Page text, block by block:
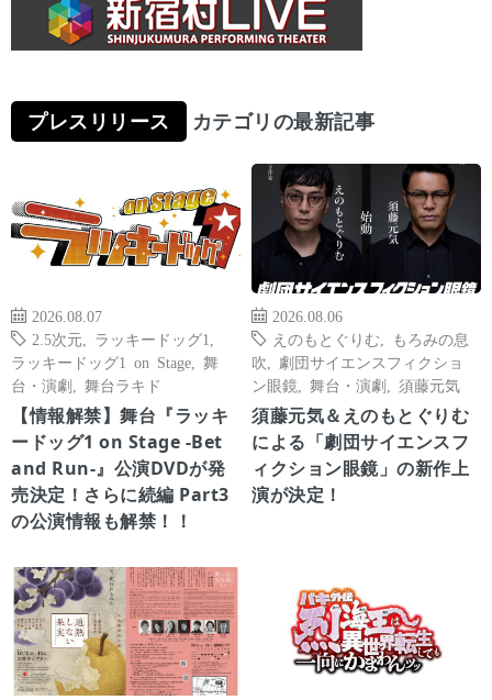
プレスリリース カテゴリの最新記事
2026.08.07
2.5次元
ラッキードッグ1
ラッキードッグ1 on Stage
舞
台・演劇
舞台ラキド
【情報解禁】舞台『ラッキ
ードッグ1 on Stage -Bet
and Run-』公演DVDが発
売決定！さらに続編 Part3
の公演情報も解禁！！
2026.08.06
えのもとぐりむ
もろみの息
吹
劇団サイエンスフィクショ
ン眼鏡
舞台・演劇 須藤元気
須藤元気＆えのもとぐりむ
による「劇団サイエンスフ
ィクション眼鏡」の新作上
演が決定！